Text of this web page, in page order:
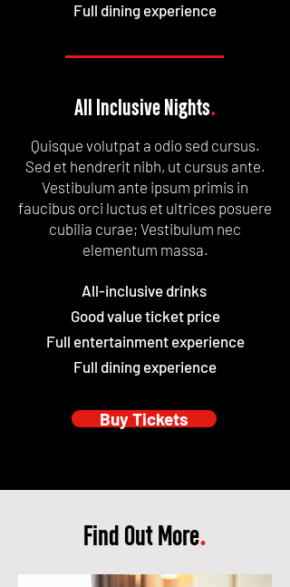
Full dining experience
All Inclusive Nights.
Quisque volutpat a odio sed cursus.
Sed et hendrerit nibh, ut cursus ante.
Vestibulum ante ipsum primis in
faucibus orci luctus et ultrices posuere
cubilia curae; Vestibulum nec
elementum massa.
All-inclusive drinks
Good value ticket price
Full entertainment experience
Full dining experience
Buy Tickets
Find Out More.